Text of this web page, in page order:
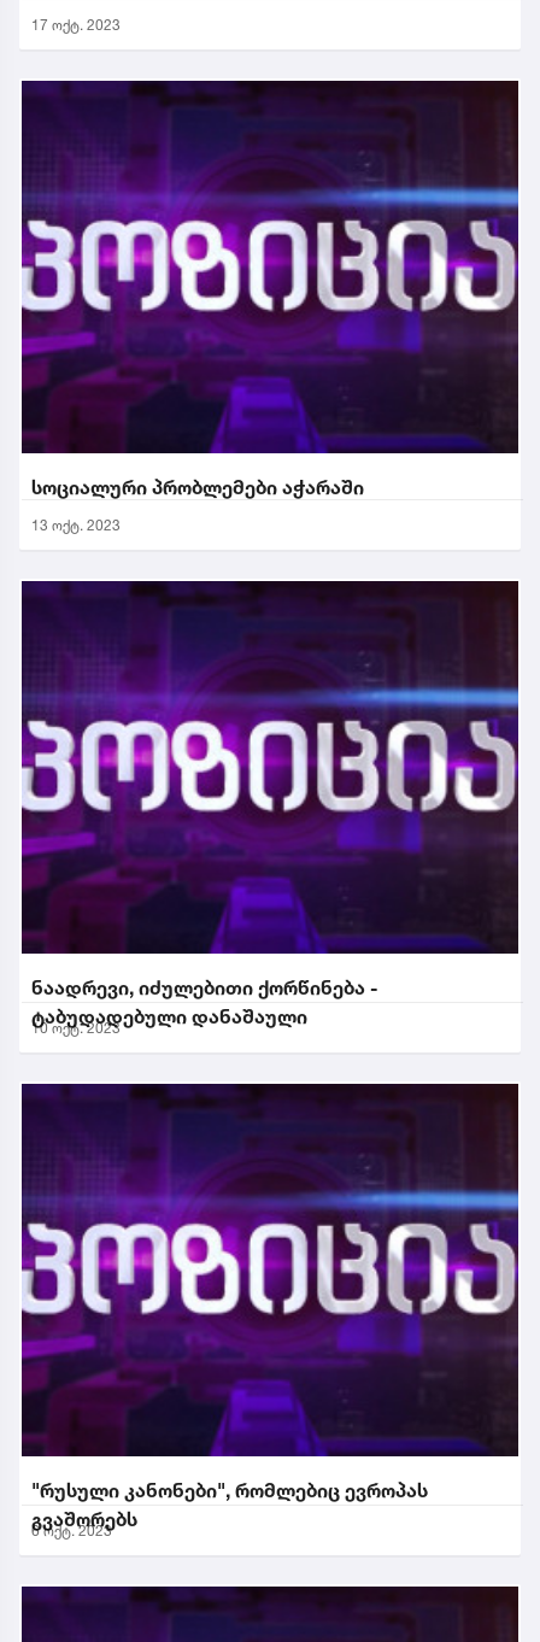
17 ოქტ. 2023
სოციალური პრობლემები აჭარაში
13 ოქტ. 2023
ნაადრევი, იძულებითი ქორწინება -
ტაბუდადებული დანაშაული
10 ოქტ. 2023
"რუსული კანონები", რომლებიც ევროპას
გვაშორებს
6 ოქტ. 2023